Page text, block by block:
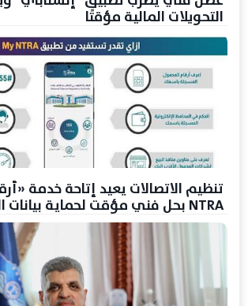
التحويلات المالية مؤقتًا
NTRA بحل فني مؤقت لحماية بيانات المستخدمين